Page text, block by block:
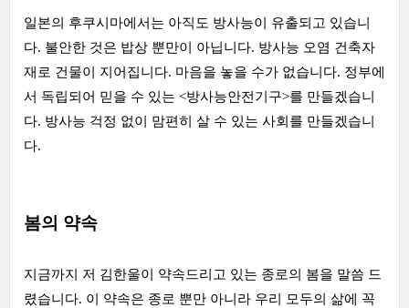
일본의 후쿠시마에서는 아직도 방사능이 유출되고 있습니
다. 불안한 것은 밥상 뿐만이 아닙니다. 방사능 오염 건축자
재로 건물이 지어집니다. 마음을 놓을 수가 없습니다. 정부에
서 독립되어 믿을 수 있는 <방사능안전기구>를 만들겠습니
다. 방사능 걱정 없이 맘편히 살 수 있는 사회를 만들겠습니
다.
봄의 약속
지금까지 저 김한울이 약속드리고 있는 종로의 봄을 말씀 드
렸습니다. 이 약속은 종로 뿐만 아니라 우리 모두의 삶에 꼭